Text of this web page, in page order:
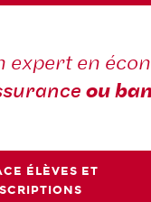
expert en
ou ban
ÉLÈVES ET